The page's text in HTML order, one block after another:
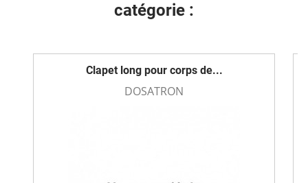
catégorie :
Clapet long pour corps de...
DOSATRON